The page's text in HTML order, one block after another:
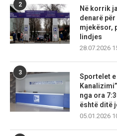
2
Në korrik
denarë
mjekësor,
lindjes
28.07.2026
3
Sportelet e
nga ora
është ditë
05.01.2026